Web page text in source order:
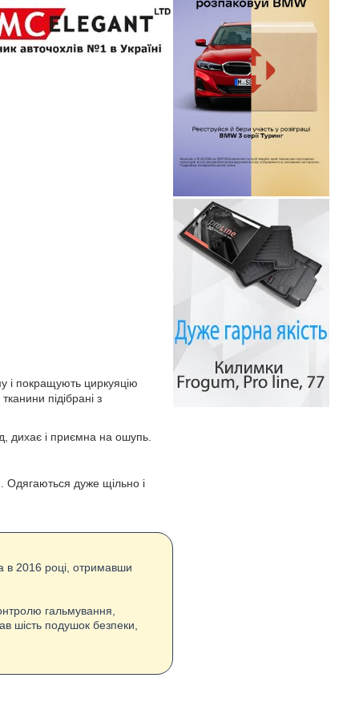
і покращують циркуяцію
підібрані з
дихає і приємна на ошупь.
Одягаються дуже щільно і
в 2016 році, отримавши
гальмування,
шість подушок безпеки,